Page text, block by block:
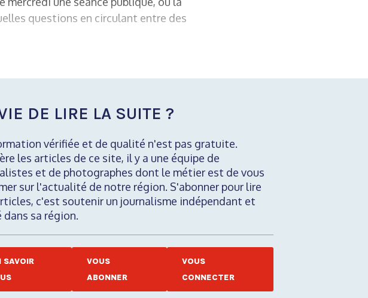
questions en circulant entre des
DE LIRE LA SUITE ?
vérifiée et de qualité n'est pas gratuite.
les articles de ce site, il y a une équipe de
et de photographes dont le métier est de vous
sur l'actualité de notre région. S'abonner pour lire
c'est soutenir un journalisme indépendant et
dans sa région.
SAVOIR
VOUS
ABONNER
VOUS
CONNECTER